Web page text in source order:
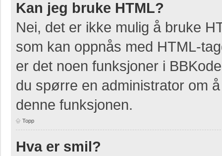
Kan jeg bruke HTML?
Nei, det er ikke mulig å bruke
som kan oppnås med HTML-
er det noen funksjoner i
du spørre en administrator om
denne funksjonen.
Topp
Hva er smil?